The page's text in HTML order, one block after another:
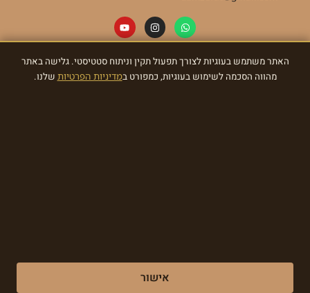
האתר משתמש בעוגיות לצורך תפעול תקין וניתוח סטטיסטי. גלישה באתר
מהווה הסכמה לשימוש בעוגיות, כמפורט במדיניות הפרטיותשלנו.
אישור
ניוזלטר